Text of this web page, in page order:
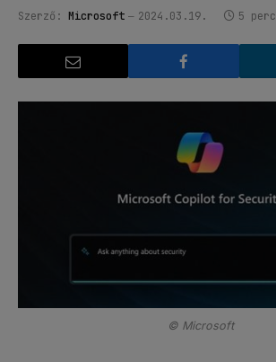
Szerző: Microsoft 2024.03.19. 5 perc
© Microsoft